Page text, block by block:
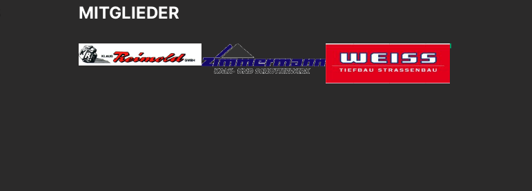
MITGLIEDER